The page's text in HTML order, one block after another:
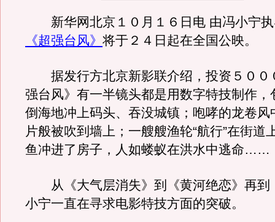
新华网北京１０月１６日电 由冯小宁执
《超强台风》 将于２４日起在全国公映。
据发行方北京新影联介绍，投资５００
强台风》有一半镜头都是用数字特技制作，
倒海地冲上码头、吞没城镇；咆哮的龙卷风
片般被吹到墙上；一艘艘渔轮“航行”在街道
鱼冲进了房子，人如蝼蚁在洪水中逃命……
从《大气层消失》到《黄河绝恋》再到
小宁一直在寻求电影特技方面的突破。